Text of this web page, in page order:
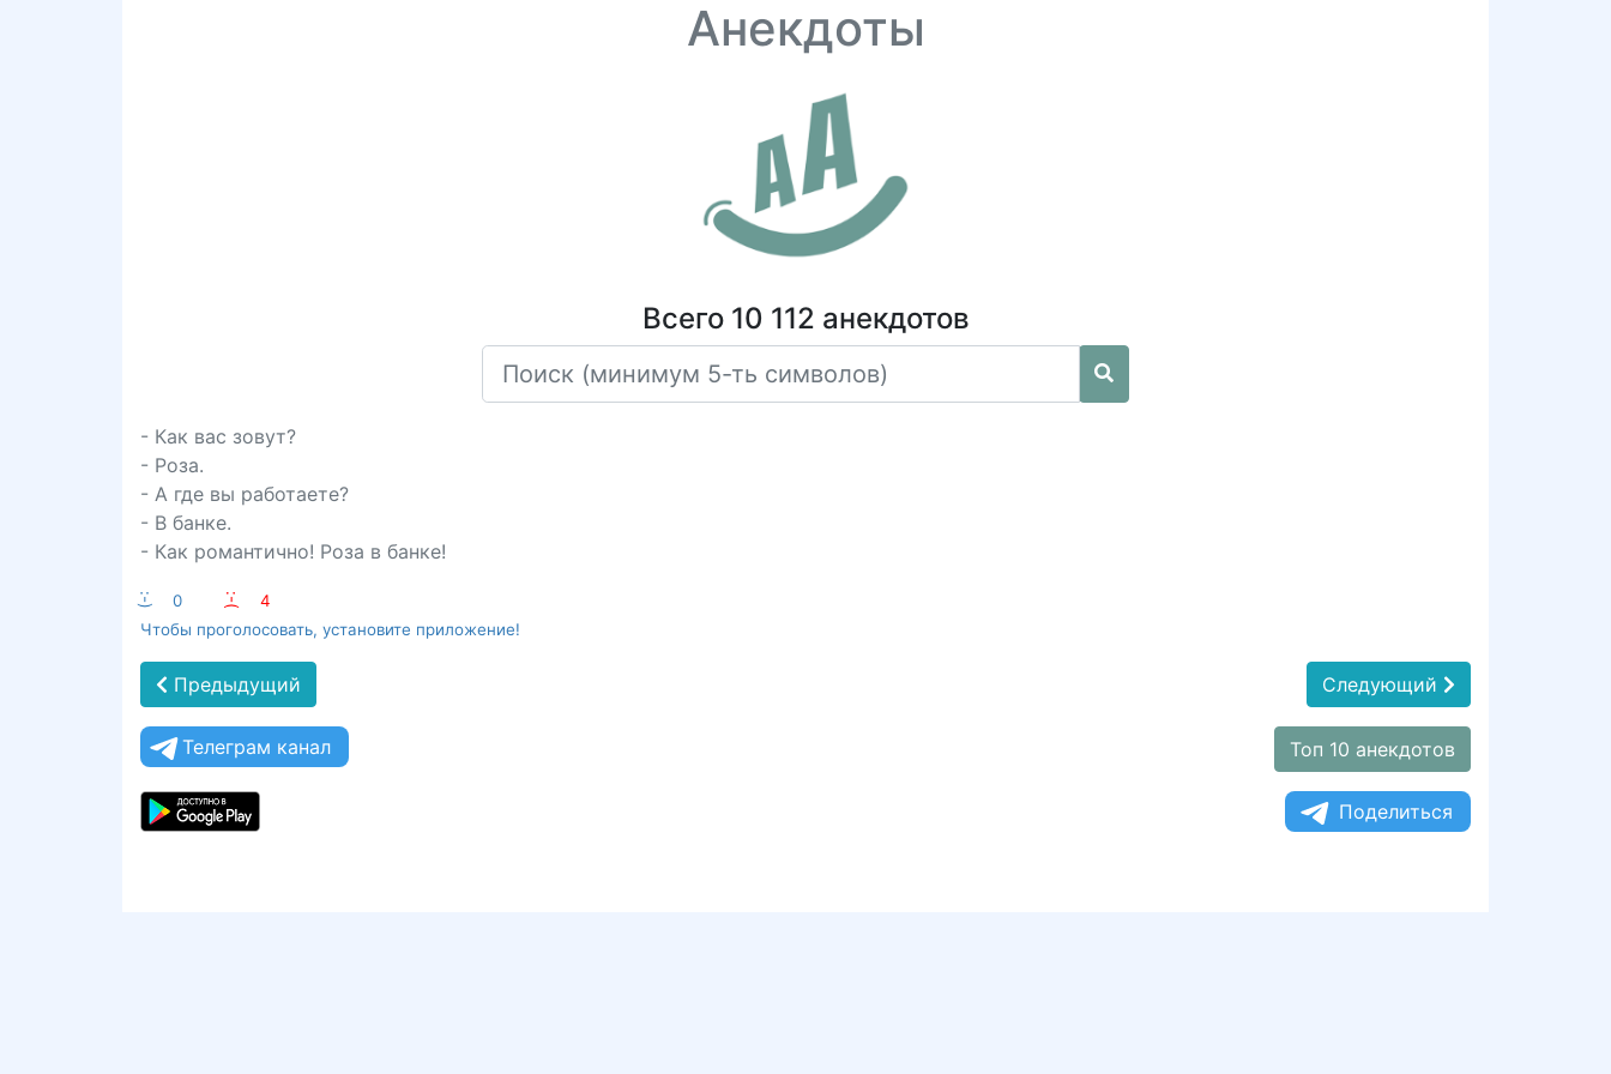
Анекдоты
Всего 10 112 анекдотов
- Как вас зовут?
- Роза.
- А где вы работаете?
- В банке.
- Как романтично! Роза в банке!
:-) 0 :-(
4
Чтобы проголосовать, установите приложение!
Предыдущий Следующий
Телеграм канал Топ 10 анекдотов
Поделиться